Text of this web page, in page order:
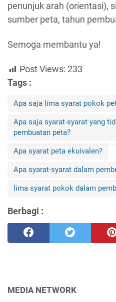
penunjuk arah (orientasi),
sumber peta, tahun
Semoga membantu ya!
Post Views: 233
Tags :
Apa saja lima syarat pokok
Apa saja syarat-syarat yang
pembuatan peta?
Apa syarat peta ekuivalen?
Apa syarat-syarat dalam
lima syarat pokok dalam
Berbagi :
MEDIA NETWORK